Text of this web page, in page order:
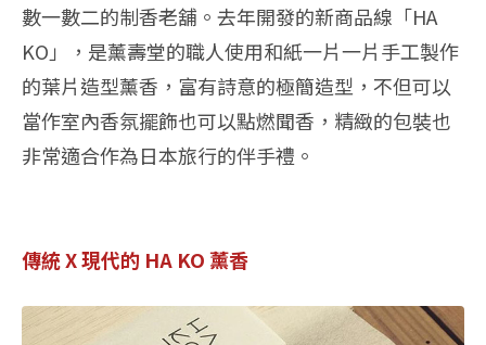
數一數二的制香老舖。去年開發的新商品線「HA
KO」，是薰壽堂的職人使用和紙一片一片手工製作
的葉片造型薰香，富有詩意的極簡造型，不但可以
當作室內香氛擺飾也可以點燃聞香，精緻的包裝也
非常適合作為日本旅行的伴手禮。
傳統 X 現代的 HA KO 薰香